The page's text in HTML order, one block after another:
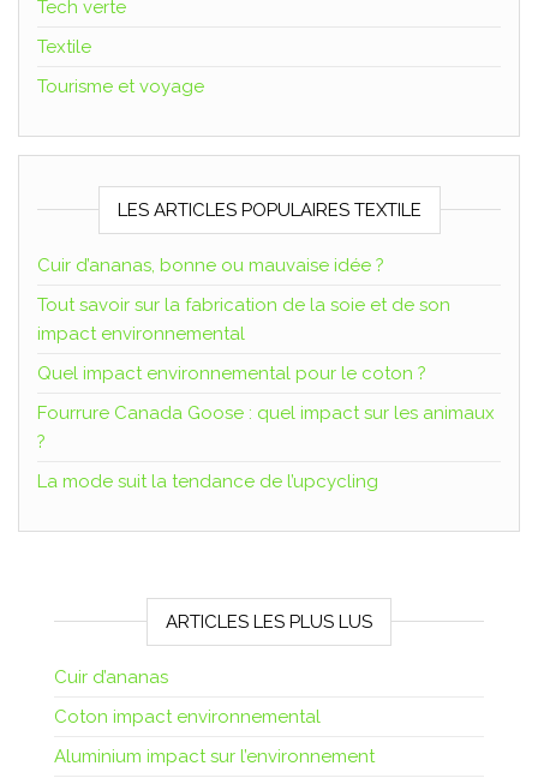
Tech verte
Textile
Tourisme et voyage
LES ARTICLES POPULAIRES TEXTILE
Cuir d’ananas, bonne ou mauvaise idée ?
Tout savoir sur la fabrication de la soie et de son
impact environnemental
Quel impact environnemental pour le coton ?
Fourrure Canada Goose : quel impact sur les animaux
?
La mode suit la tendance de l’upcycling
ARTICLES LES PLUS LUS
Cuir d’ananas
Coton impact environnemental
Aluminium impact sur l’environnement